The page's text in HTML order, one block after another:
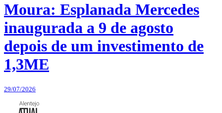
Moura: Esplanada Mercedes
inaugurada a 9 de agosto
depois de um investimento de
1,3ME
29/07/2026